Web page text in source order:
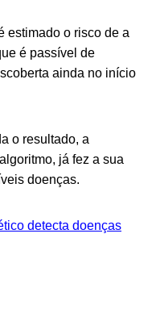
estimado o risco de a
é passível de
ainda no início
o resultado, a
já fez a sua
doenças.
detecta doenças